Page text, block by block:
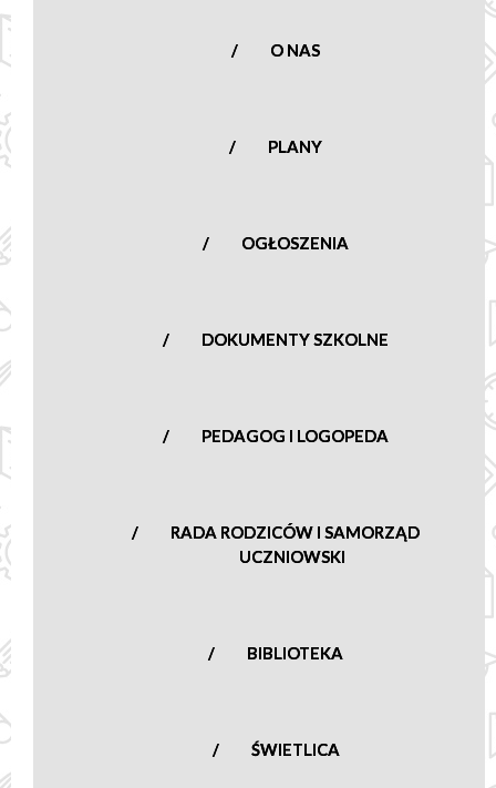
(46) 861 23
O NAS
PLANY
OGŁOSZENIA
DOKUMENTY SZKOLNE
PEDAGOG I LOGOPEDA
RADA RODZICÓW I SAMORZĄD
UCZNIOWSKI
BIBLIOTEKA
ŚWIETLICA